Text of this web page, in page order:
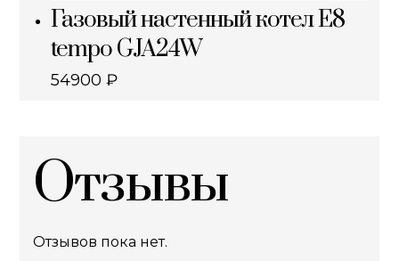
Газовый настенный котел E8
tempo GJA24W
54900₽
Отзывы
Отзывов пока нет.